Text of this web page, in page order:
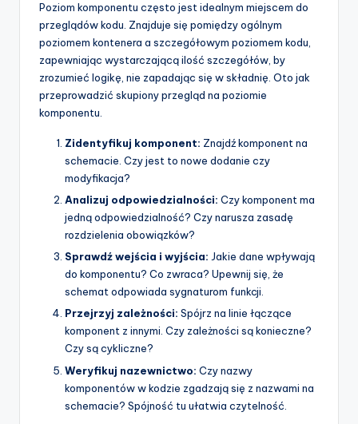
Poziom komponentu często jest idealnym miejscem do
przeglądów kodu. Znajduje się pomiędzy ogólnym
poziomem kontenera a szczegółowym poziomem kodu,
zapewniając wystarczającą ilość szczegółów, by
zrozumieć logikę, nie zapadając się w składnię. Oto jak
przeprowadzić skupiony przegląd na poziomie
komponentu.
Zidentyfikuj komponent: Znajdź komponent na
schemacie. Czy jest to nowe dodanie czy
modyfikacja?
Analizuj odpowiedzialności: Czy komponent ma
jedną odpowiedzialność? Czy narusza zasadę
rozdzielenia obowiązków?
Sprawdź wejścia i wyjścia: Jakie dane wpływają
do komponentu? Co zwraca? Upewnij się, że
schemat odpowiada sygnaturom funkcji.
Przejrzyj zależności: Spójrz na linie łączące
komponent z innymi. Czy zależności są konieczne?
Czy są cykliczne?
Weryfikuj nazewnictwo: Czy nazwy
komponentów w kodzie zgadzają się z nazwami na
schemacie? Spójność tu ułatwia czytelność.